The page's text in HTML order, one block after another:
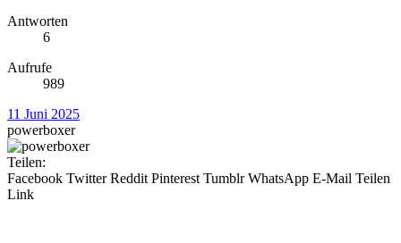
Antworten
6
Aufrufe
989
11 Juni 2025
powerboxer
Teilen:
Facebook Twitter Reddit Pinterest Tumblr WhatsApp E-Mail Teilen
Link